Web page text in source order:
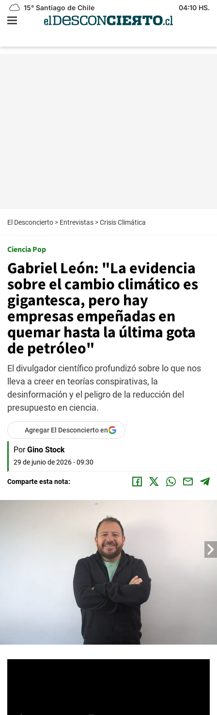
15° Santiago de Chile 04:10 HS.
El Desconcierto > Entrevistas >Crisis Climática
Ciencia Pop
Gabriel León: "La evidencia
sobre el cambio climático es
gigantesca, pero hay
empresas empeñadas en
quemar hasta la última gota
de petróleo"
El divulgador científico profundizó sobre lo que nos
lleva a creer en teorías conspirativas, la
desinformación y el peligro de la reducción del
presupuesto en ciencia.
Agregar El Desconcierto en
Por Gino Stock
29 de junio de 2026 - 09:30
Comparte esta nota: